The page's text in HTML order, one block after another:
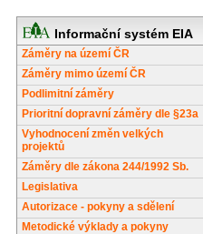
Informační systém EIA
Záměry na území ČR
Záměry mimo území ČR
Podlimitní záměry
Prioritní dopravní záměry dle §23a
Vyhodnocení změn velkých
projektů
Záměry dle zákona 244/1992 Sb.
Legislativa
Autorizace - pokyny a sdělení
Metodické výklady a pokyny